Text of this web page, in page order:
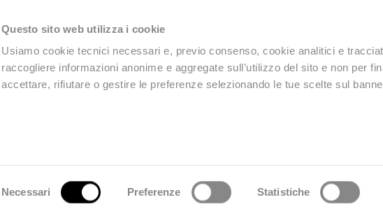
Questo sito web utilizza i cookie
Usiamo cookie tecnici necessari e, previo consenso, cookie analitici e
raccogliere informazioni anonime e aggregate sull’utilizzo del sito e non per
accettare, rifiutare o gestire le preferenze selezionando le tue scelte sul
Necessari Preferenze Statistiche
Home Chi siamo